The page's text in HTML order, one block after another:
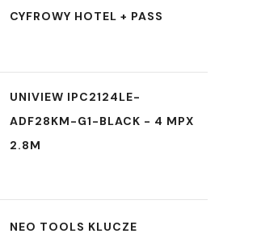
CYFROWY HOTEL + PASS
UNIVIEW IPC2124LE-
ADF28KM-G1-BLACK - 4 MPX
2.8M
NEO TOOLS KLUCZE